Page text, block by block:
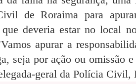
de Roraima para
deveria estar no local
apurar a
seja por ação ou omissão
geral da Polícia Civil,